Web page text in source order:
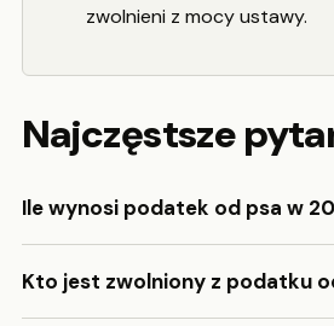
zwolnieni z mocy ustawy.
Najczęstsze
Ile wynosi podatek od psa w
Kto jest zwolniony z podatku